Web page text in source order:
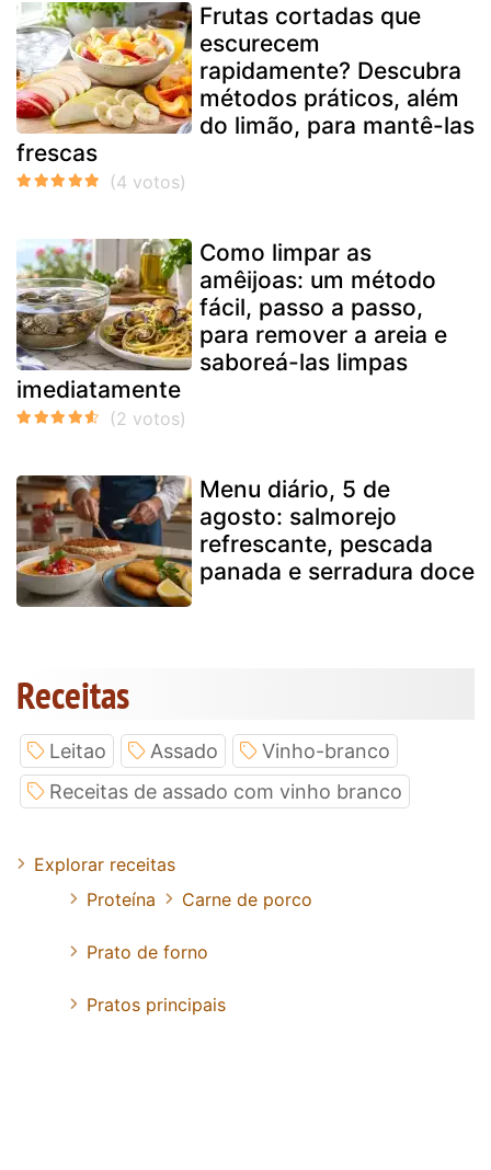
Frutas cortadas que
escurecem
rapidamente? Descubra
métodos práticos, além
do limão, para mantê-las
frescas
Como limpar as
amêijoas: um método
fácil, passo a passo,
para remover a areia e
saboreá-las limpas
imediatamente
Menu diário, 5 de
agosto: salmorejo
refrescante, pescada
panada e serradura doce
Receitas
Leitao Assado
Vinho-branco
Receitas de assado com vinho branco
Explorar receitas
Proteína
Carne de porco
Prato de forno
Pratos principais